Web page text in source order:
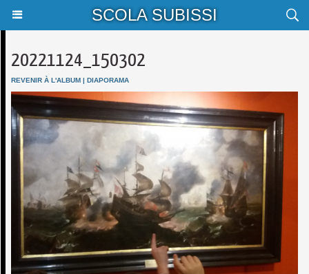
SCOLA SUBISSI
20221124_150302
REVENIR À L'ALBUM | DIAPORAMA